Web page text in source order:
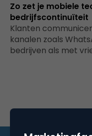
Zo zet je mobiele
bedrijfscontinuïteit
Klanten
kanalen zoals
bedrijven als met